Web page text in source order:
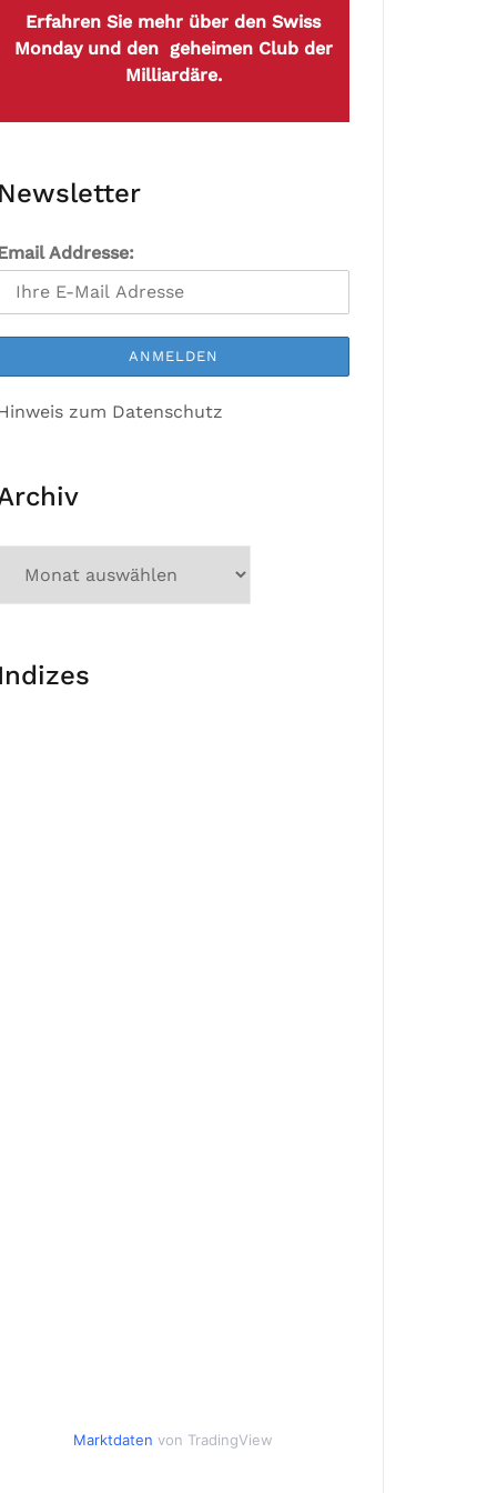
Erfahren Sie mehr über den Swiss
Monday und den geheimen Club der
Milliardäre.
Addresse:
zum Datenschutz
Marktdaten von TradingView